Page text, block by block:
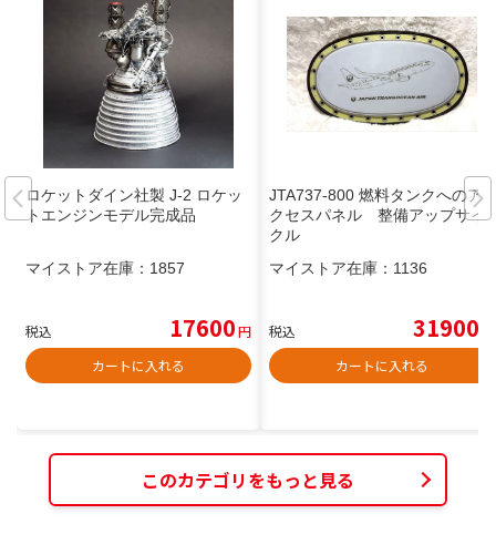
ロケットダイン社製 J-2 ロケッ
トエンジンモデル完成品
マイストア在庫： 1857
税込 17600円
カートに入れる
JTA737-800 燃料タンクへのア
クセスパネル 整備アップサイ
クル
マイストア在庫： 1136
税込 31900
カートに入れる
このカテゴリをもっと見る